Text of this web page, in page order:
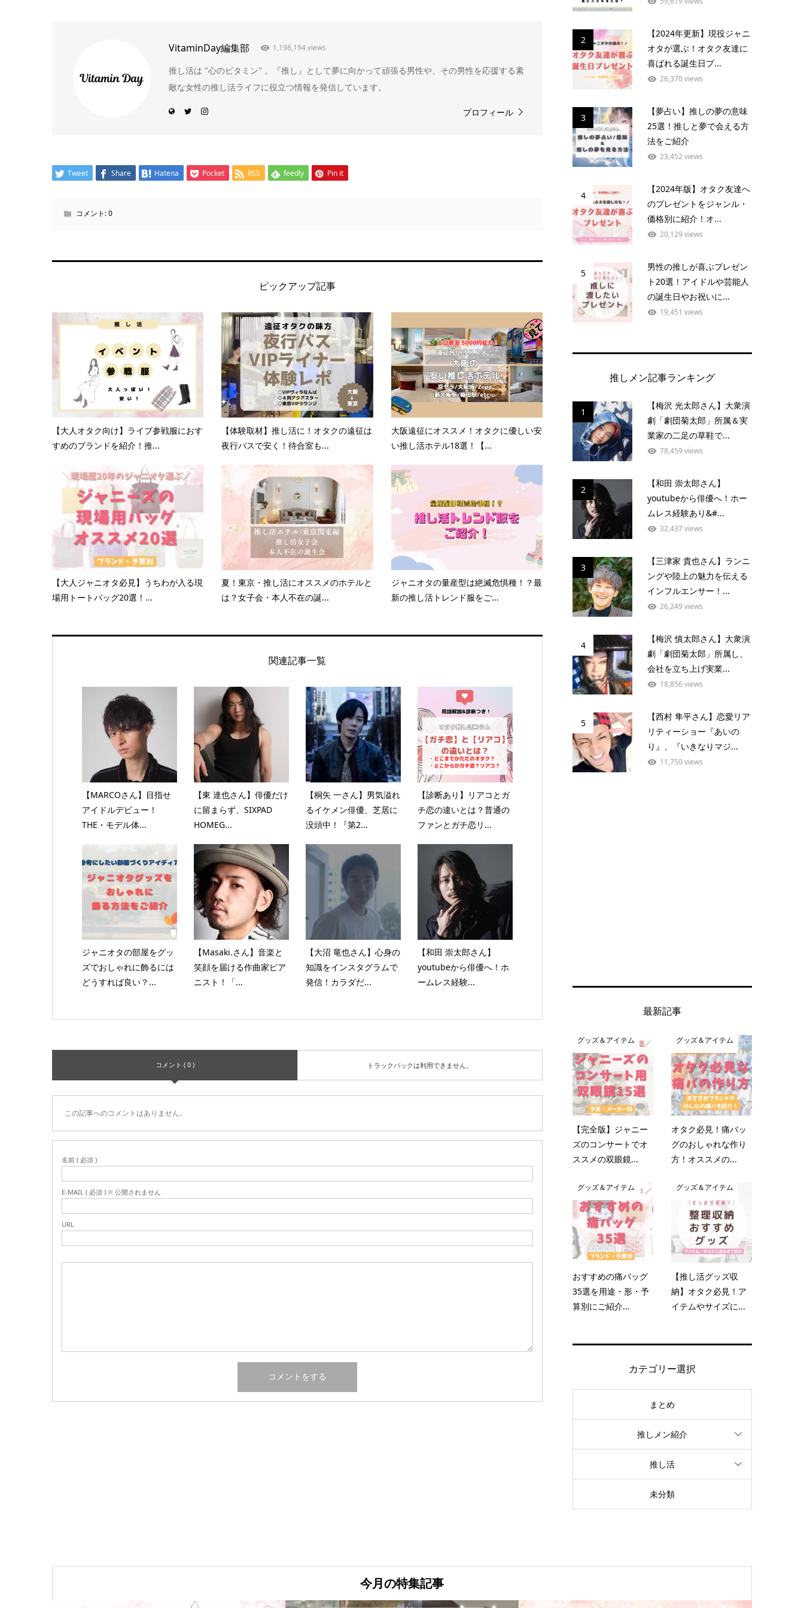
VitaminDay編集部 1,198,194 views
推し活は "心のビタミン" 。『推し』として夢に向かって頑張る男性や、その男性を応援する素
敵な女性の推し活ライフに役立つ情報を発信しています。
プロフィール
Tweet Share Hatena Pocket RSS feedly Pin it
コメント:0
ピックアップ記事
【大人オタク向け】ライブ参戦服におす
すめのブランドを紹介！推...
【体験取材】推し活に！オタクの遠征は
夜行バスで安く！待合室も...
大阪遠征にオススメ！オタクに優しい安
い推し活ホテル18選！【...
【大人ジャニオタ必見】うちわが入る現
場用トートバッグ20選！...
夏！東京・推し活にオススメのホテルと
は？女子会・本人不在の誕...
ジャニオタの量産型は絶滅危惧種！？最
新の推し活トレンド服をご...
関連記事一覧
【MARCOさん】目指せ
アイドルデビュー！
THE・モデル体...
【東 達也さん】俳優だけ
に留まらず、SIXPAD
HOMEG...
【桐矢 一さん】男気溢れ
るイケメン俳優、芝居に
没頭中！『第2...
【診断あり】リアコとガ
チ恋の違いとは？普通の
ファンとガチ恋リ...
ジャニオタの部屋をグッ
ズでおしゃれに飾るには
どうすれば良い？...
【Masaki.さん】音楽と
笑顔を届ける作曲家ピア
ニスト！「...
【大沼 竜也さん】心身の
知識をインスタグラムで
発信！カラダだ...
【和田 崇太郎さん】
youtubeから俳優へ！ホ
ームレス経験...
コメント ( 0 ) トラックバックは利用できません。
この記事へのコメントはありません。
名前 ( 必須 )
E-MAIL ( 必須 ) ※ 公開されません
URL
2
【2024年更新】現役ジャニ
オタが選ぶ！オタク友達に
喜ばれる誕生日プ...
26,370 views
3
【夢占い】推しの夢の意味
25選！推しと夢で会える方
法をご紹介
23,452 views
4
【2024年版】オタク友達へ
のプレゼントをジャンル・
価格別に紹介！オ...
20,129 views
5
男性の推しが喜ぶプレゼン
ト20選！アイドルや芸能人
の誕生日やお祝いに...
19,451 views
推しメン記事ランキング
1
【梅沢 光太郎さん】大衆演
劇「劇団菊太郎」所属＆実
業家の二足の草鞋で...
78,459 views
2
【和田 崇太郎さん】
youtubeから俳優へ！ホー
ムレス経験あり&#...
32,437 views
3
【三津家 貴也さん】ランニ
ングや陸上の魅力を伝える
インフルエンサー！...
26,249 views
4
【梅沢 慎太郎さん】大衆演
劇「劇団菊太郎」所属し、
会社を立ち上げ実業...
18,856 views
5
【西村 隼平さん】恋愛リア
リティーショー『あいの
り』、『いきなりマジ...
11,750 views
最新記事
グッズ＆アイテム
【完全版】ジャニー
ズのコンサートでオ
ススメの双眼鏡...
グッズ＆アイテム
オタク必見！痛バッ
グのおしゃれな作り
方！オススメの...
グッズ＆アイテム
おすすめの痛バッグ
35選を用途・形・予
算別にご紹介...
グッズ＆アイテム
【推し活グッズ収
納】オタク必見！ア
イテムやサイズに...
カテゴリー選択
まとめ
推しメン紹介
推し活
未分類
今月の特集記事